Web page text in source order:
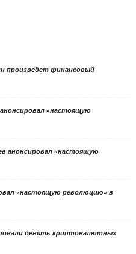
произведет финансовый
«настоящую
анонсировал «настоящую
«настоящую революцию» в
девять криптовалютных